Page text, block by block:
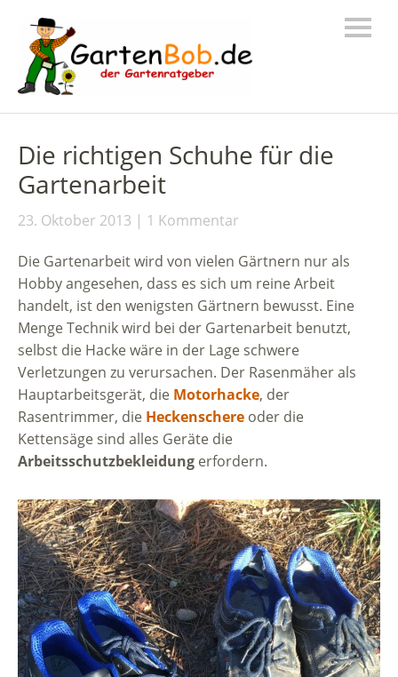
Die richtigen Schuhe für die
Gartenarbeit
23. Oktober 2013 1 Kommentar
Die Gartenarbeit wird von vielen Gärtnern nur als
Hobby angesehen, dass es sich um reine Arbeit
handelt, ist den wenigsten Gärtnern bewusst. Eine
Menge Technik wird bei der Gartenarbeit benutzt,
selbst die Hacke wäre in der Lage schwere
Verletzungen zu verursachen. Der Rasenmäher als
Hauptarbeitsgerät, die Motorhacke, der
Rasentrimmer, die Heckenschere oder die
Kettensäge sind alles Geräte die
Arbeitsschutzbekleidung erfordern.